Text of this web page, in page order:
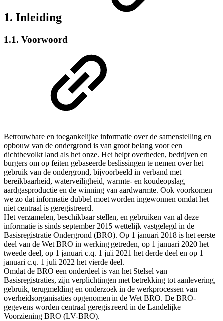
1. Inleiding
1.1. Voorwoord
Betrouwbare en toegankelijke informatie over de samenstelling en
opbouw van de ondergrond is van groot belang voor een
dichtbevolkt land als het onze. Het helpt overheden, bedrijven en
burgers om op feiten gebaseerde beslissingen te nemen over het
gebruik van de ondergrond, bijvoorbeeld in verband met
bereikbaarheid, waterveiligheid, warmte- en koudeopslag,
aardgasproductie en de winning van aardwarmte. Ook voorkomen
we zo dat informatie dubbel moet worden ingewonnen omdat het
niet centraal is geregistreerd.
Het verzamelen, beschikbaar stellen, en gebruiken van al deze
informatie is sinds september 2015 wettelijk vastgelegd in de
Basisregistratie Ondergrond (BRO). Op 1 januari 2018 is het eerste
deel van de Wet BRO in werking getreden, op 1 januari 2020 het
tweede deel, op 1 januari c.q. 1 juli 2021 het derde deel en op 1
januari c.q. 1 juli 2022 het vierde deel.
Omdat de BRO een onderdeel is van het Stelsel van
Basisregistraties, zijn verplichtingen met betrekking tot aanlevering,
gebruik, terugmelding en onderzoek in de werkprocessen van
overheidsorganisaties opgenomen in de Wet BRO. De BRO-
gegevens worden centraal geregistreerd in de Landelijke
Voorziening BRO (LV-BRO).